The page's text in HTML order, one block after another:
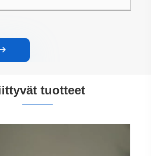
tuotteet